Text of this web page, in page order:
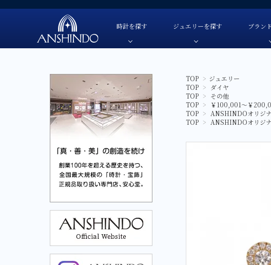
時計を探す
TUDOR-チューダー
OMEGA-オメガ-
HAMILTON-ハミルトン-
G-SHOCK-ジーショック-
GARMIN-ガーミン-
FREDERIQUE CONSTANT-
フレデリック・コンスタント-
CITIZEN-シチズン-
SEIKO-セイコー-
Cuervo y Sobrinos-クエル
ボ・イ・ソブリノス-
自動巻き
手巻き
クオーツ
ジュエリーを探す
色・素材
価格
ブランド
色・素材
価格
ブランド
ブラン
TUDOR-チューダー-
OMEGA-オメガ-
HAMILTON-ハミルトン-
G-SHOCK-ジーショック-
GARMIN-ガーミン-
FREDERIQUE CONSTANT-フレデリック・コンスタント-
CAMPANOLA-カンパノラ-
CITIZEN-シチズン-
SEIKO-セイコー-
Cuervo y Sobrinos-クエルボ・イ・ソブリノス-
TOP > ジュエリー
TOP > ダイヤ
TOP > その他
TOP >
￥100,001～￥
TOP > ANSHINDOオリジ
TOP > ANSHINDOオリジ